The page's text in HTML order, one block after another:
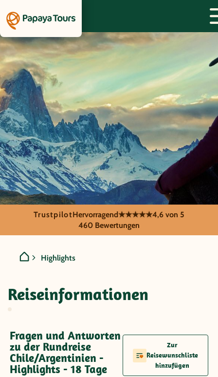
Chile/Argentinien -
TrustpilotHervorragend★★★★★4,6 von 5
460 Bewertungen
Highlights
Reiseinformationen
Fragen und Antworten
zu der Rundreise
Chile/Argentinien -
Highlights - 18 Tage
Zur
Reisewunschliste
hinzufügen